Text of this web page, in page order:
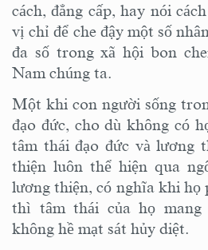
cách, đẳng cấp, hay nói
vị chỉ để che đậy một số
đa số trong xã hội bon
Nam chúng ta.
Một khi con người sống
đạo đức, cho dù không có
tâm thái đạo đức và lương
thiện luôn thể hiện qua
lương thiện, có nghĩa khi họ
thì tâm thái của họ
không hề mạt sát hủy diệt.